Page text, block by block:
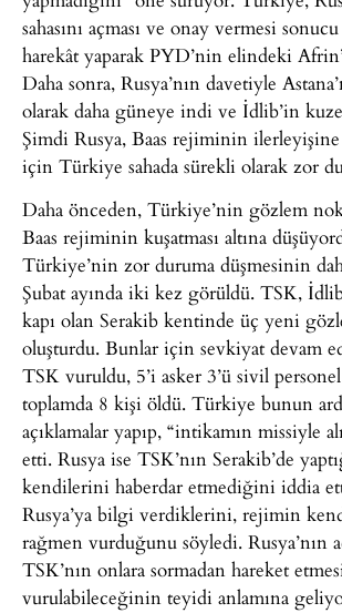
sahasını açması ve onay vermesi
harekât yaparak PYD’nin elindeki
Daha sonra, Rusya’nın davetiyle
olarak daha güneye indi ve İdlib’in
Şimdi Rusya, Baas rejiminin
için Türkiye sahada sürekli olarak zor
Daha önceden, Türkiye’nin gözlem
Baas rejiminin kuşatması altına
Türkiye’nin zor duruma düşmesinin
Şubat ayında iki kez görüldü. TSK,
kapı olan Serakib kentinde üç yeni
oluşturdu. Bunlar için sevkiyat devam
TSK vuruldu, 5’i asker 3’ü sivil
toplamda 8 kişi öldü. Türkiye bunun
açıklamalar yapıp, “intikamın missiyle
etti. Rusya ise TSK’nın Serakib’de
kendilerini haberdar etmediğini iddia
Rusya’ya bilgi verdiklerini, rejimin
rağmen vurduğunu söyledi. Rusya’nın
TSK’nın onlara sormadan hareket
vurulabileceğinin teyidi anlamına